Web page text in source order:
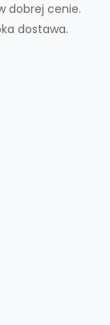
dobrej cenie.
dostawa.